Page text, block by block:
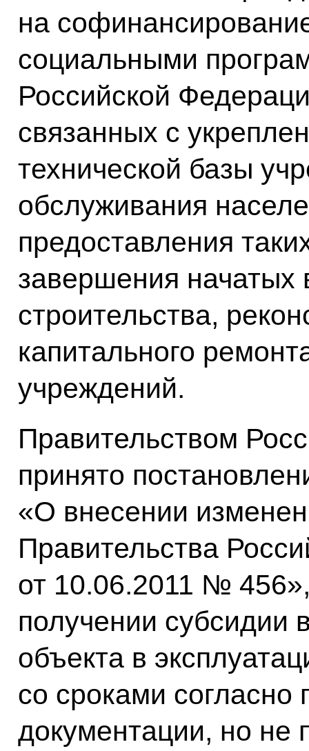
на
социальными
Российской
связанных с
технической базы
обслуживания
предоставления
завершения
строительства,
капитального
учреждений.
Правительством
принято
«О внесении
Правительства
от 10.06.2011 №
получении субсидии
объекта в
со сроками согласно
документации, но не